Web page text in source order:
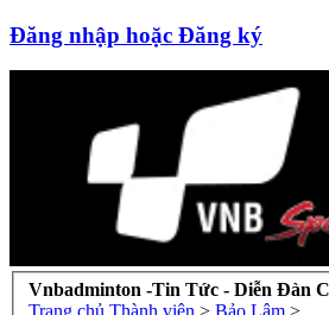
Đăng nhập hoặc Đăng ký
Vnbadminton -Tin Tức - Diễn Đàn